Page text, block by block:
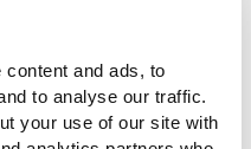
and ads, to
to analyse our traffic.
your use of our site with
im Bereich der
Vergleiche zwischen
anstellen, sodass
Entscheidung